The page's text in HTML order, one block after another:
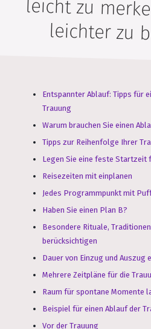
leichter zu
Entspannter Ablauf: Tipps für
Trauung
Warum brauchen Sie einen
Tipps zur Reihenfolge Ihrer
Legen Sie eine feste
Reisezeiten mit einplanen
Jedes Programmpunkt mit
Haben Sie einen Plan B?
Besondere Rituale,
berücksichtigen
Dauer von Einzug und Auszug
Mehrere Zeitpläne für die
Raum für spontane Momente
Beispiel für einen Ablauf der
Vor der Trauung